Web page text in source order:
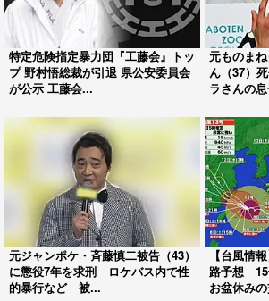
特定危険指定暴力団『工藤会』トッ
プ 野村悟総裁が引退 県公安委員会
が公示 工藤会...
元ものま
ん（37）
ラさんの
元ジャンポケ・斉藤慎二被告（43）
に懲役7年を求刑 ロケバス内で性
的暴行など 被...
【台風情
路予想 15
お盆休み